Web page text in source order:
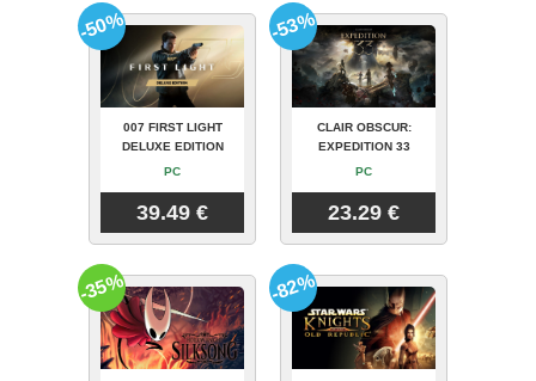
007 FIRST LIGHT
DELUXE EDITION
PC
39.49 €
-50%
CLAIR OBSCUR:
EXPEDITION 33
PC
23.29 €
-53%
-35% -82%